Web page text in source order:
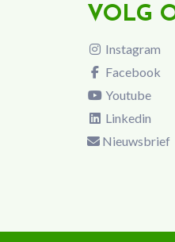
VOLG
Instagram
Facebook
Youtube
Linkedin
Nieuwsbrief